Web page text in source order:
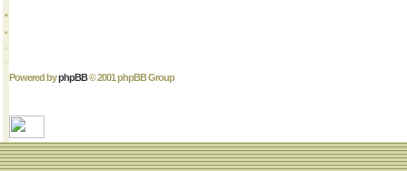
Powered byphpBB© 2001 phpBB Group